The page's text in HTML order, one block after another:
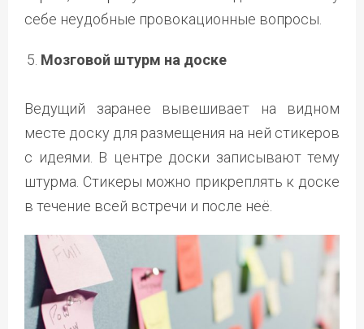
себе неудобные провокационные вопросы.
Мозговой штурм на доске
Ведущий заранее вывешивает на видном
месте доску для размещения на ней стикеров
с идеями. В центре доски записывают тему
штурма. Стикеры можно прикреплять к доске
в течение всей встречи и после неё.